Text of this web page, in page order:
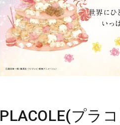
PLACOLE(プラ